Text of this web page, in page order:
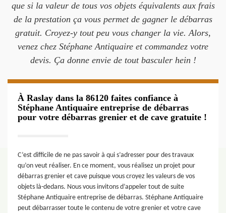
que si la valeur de tous vos objets équivalents aux frais
de la prestation ça vous permet de gagner le débarras
gratuit. Croyez-y tout peu vous changer la vie. Alors,
venez chez Stéphane Antiquaire et commandez votre
devis. Ça donne envie de tout basculer hein !
À Raslay dans la 86120 faites confiance à
Stéphane Antiquaire entreprise de débarras
pour votre débarras grenier et de cave gratuite !
C’est difficile de ne pas savoir à qui s’adresser pour des travaux
qu’on veut réaliser. En ce moment, vous réalisez un projet pour
débarras grenier et cave puisque vous croyez les valeurs de vos
objets là-dedans. Nous vous invitons d’appeler tout de suite
Stéphane Antiquaire entreprise de débarras. Stéphane Antiquaire
peut débarrasser toute le contenu de votre grenier et votre cave